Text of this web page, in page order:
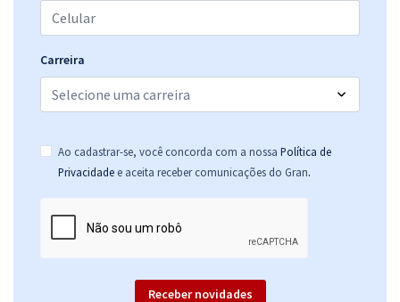
Carreira
Ao cadastrar-se, você concorda com a nossa Política de
Privacidade e aceita receber comunicações do Gran.
Receber novidades